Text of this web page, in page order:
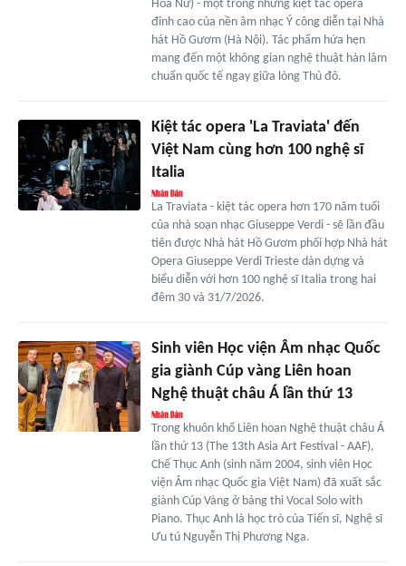
Hoa Nữ) - một trong những kiệt tác opera
đỉnh cao của nền âm nhạc Ý công diễn tại Nhà
hát Hồ Gươm (Hà Nội). Tác phẩm hứa hẹn
mang đến một không gian nghệ thuật hàn lâm
chuẩn quốc tế ngay giữa lòng Thủ đô.
Kiệt tác opera 'La Traviata' đến
Việt Nam cùng hơn 100 nghệ sĩ
Italia
La Traviata - kiệt tác opera hơn 170 năm tuổi
của nhà soạn nhạc Giuseppe Verdi - sẽ lần đầu
tiên được Nhà hát Hồ Gươm phối hợp Nhà hát
Opera Giuseppe Verdi Trieste dàn dựng và
biểu diễn với hơn 100 nghệ sĩ Italia trong hai
đêm 30 và 31/7/2026.
Sinh viên Học viện Âm nhạc Quốc
gia giành Cúp vàng Liên hoan
Nghệ thuật châu Á lần thứ 13
Trong khuôn khổ Liên hoan Nghệ thuật châu Á
lần thứ 13 (The 13th Asia Art Festival - AAF),
Chế Thục Anh (sinh năm 2004, sinh viên Học
viện Âm nhạc Quốc gia Việt Nam) đã xuất sắc
giành Cúp Vàng ở bảng thi Vocal Solo with
Piano. Thục Anh là học trò của Tiến sĩ, Nghệ sĩ
Ưu tú Nguyễn Thị Phương Nga.